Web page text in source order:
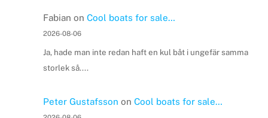
Fabian on Cool boats for sale…
2026-08-06
Ja, hade man inte redan haft en kul båt i ungefär samma
storlek så....
Peter Gustafsson on Cool boats for sale…